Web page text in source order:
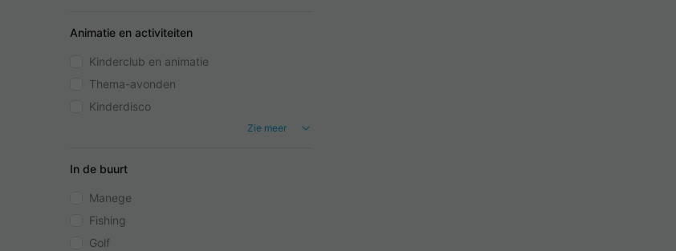
Animatie en activiteiten
Kinderclub en animatie
Thema-avonden
Kinderdisco
Zie meer
In de buurt
Manege
Fishing
Golf